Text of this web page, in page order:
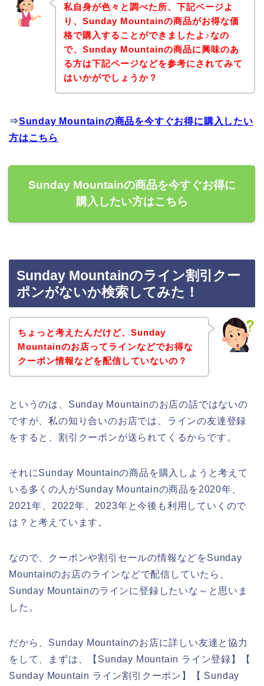
私自身が色々と調べた所、下記ページよ
り、Sunday Mountainの商品がお得な価
格で購入することができましたよ♪なの
で、Sunday Mountainの商品に興味のあ
る方は下記ページなどを参考にされてみて
はいかがでしょうか？
⇒Sunday Mountainの商品を今すぐお得に購入したい
方はこちら
Sunday Mountainの商品を今すぐお得に
購入したい方はこちら
Sunday Mountainのライン割引クー
ポンがないか検索してみた！
ちょっと考えたんだけど、Sunday
Mountainのお店ってラインなどでお得な
クーポン情報などを配信していないの？
というのは、Sunday Mountainのお店の話ではないの
ですが、私の知り合いのお店では、ラインの友達登録
をすると、割引クーポンが送られてくるからです。
それにSunday Mountainの商品を購入しようと考えて
いる多くの人がSunday Mountainの商品を2020年、
2021年、2022年、2023年と今後も利用していくので
は？と考えています。
なので、クーポンや割引セールの情報などをSunday
Mountainのお店のラインなどで配信していたら、
Sunday Mountainのラインに登録したいな～と思いま
した。
だから、Sunday Mountainのお店に詳しい友達と協力
をして、まずは、【Sunday Mountain ライン登録】【
Sunday Mountain ライン割引クーポン】【 Sunday